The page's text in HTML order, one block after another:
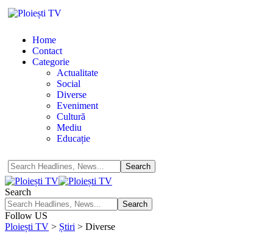
Home
Contact
Categorie
Actualitate
Social
Diverse
Eveniment
Cultură
Mediu
Educație
Search
Follow US
Ploiești TV > Știri > Diverse